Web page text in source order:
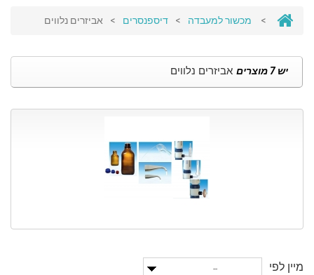
> מכשור למעבדה > דיספנסרים > אביזרים נלווים
אביזרים נלווים יש 7 מוצרים
מיין לפי --